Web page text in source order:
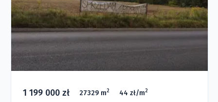
1 199 000 zł 27329 m2 44 zł/m2